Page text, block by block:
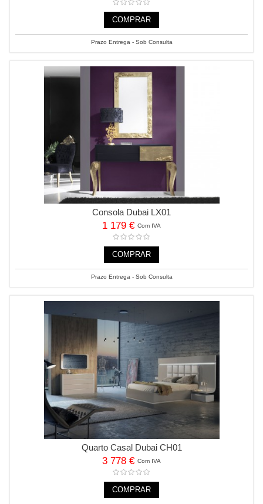
COMPRAR
Prazo Entrega - Sob Consulta
Consola Dubai LX01
1 179 € Com IVA
COMPRAR
Prazo Entrega - Sob Consulta
Quarto Casal Dubai CH01
3 778 € Com IVA
COMPRAR